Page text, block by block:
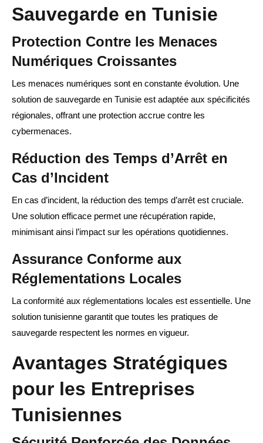
Sauvegarde en Tunisie
Protection Contre les Menaces
Numériques Croissantes
Les menaces numériques sont en constante évolution. Une
solution de sauvegarde en Tunisie est adaptée aux spécificités
régionales, offrant une protection accrue contre les
cybermenaces.
Réduction des Temps d’Arrêt en
Cas d’Incident
En cas d’incident, la réduction des temps d’arrêt est cruciale.
Une solution efficace permet une récupération rapide,
minimisant ainsi l’impact sur les opérations quotidiennes.
Assurance Conforme aux
Réglementations Locales
La conformité aux réglementations locales est essentielle. Une
solution tunisienne garantit que toutes les pratiques de
sauvegarde respectent les normes en vigueur.
Avantages Stratégiques
pour les Entreprises
Tunisiennes